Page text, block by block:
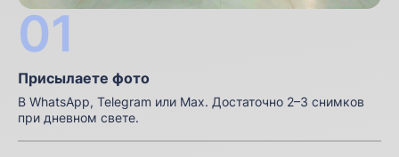
01
Присылаете фото
В WhatsApp, Telegram или Мах. Достаточно 2–3 снимков
при дневном свете.